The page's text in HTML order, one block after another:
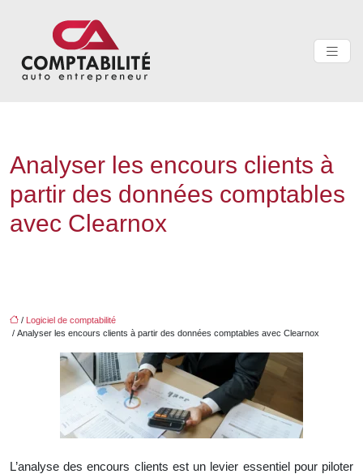
Analyser les encours clients à
partir des données comptables
avec Clearnox
/ Logiciel de comptabilité
/ Analyser les encours clients à partir des données comptables avec Clearnox
L’analyse des encours clients est un levier essentiel pour piloter